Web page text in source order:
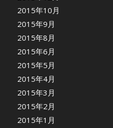
2015年10月
2015年9月
2015年8月
2015年6月
2015年5月
2015年4月
2015年3月
2015年2月
2015年1月